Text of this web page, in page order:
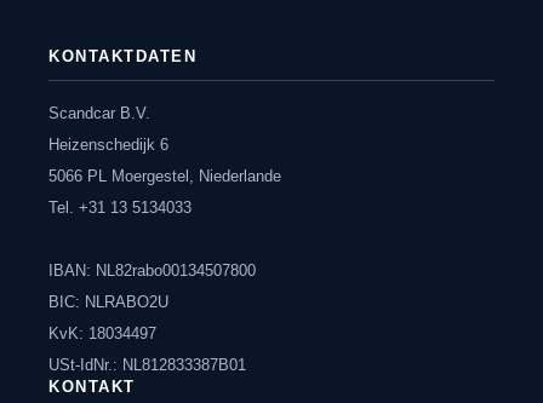
KONTAKTDATEN
Scandcar B.V.
Heizenschedijk 6
5066 PL Moergestel, Niederlande
Tel. +31 13 5134033
IBAN: NL82rabo00134507800
BIC: NLRABO2U
KvK: 18034497
USt-IdNr.: NL812833387B01
KONTAKT